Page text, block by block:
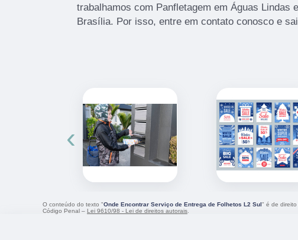
trabalhamos com Panfletagem em Águas Lindas
Brasília. Por isso, entre em contato conosco e
‹
O conteúdo do texto "Onde Encontrar Serviço de Entrega de Folhetos L2 Sul" é de direito
Código Penal – Lei 9610/98 - Lei de direitos autorais